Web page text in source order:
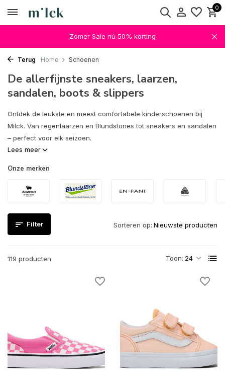
0
Zomer Sale nú 50% korting
Terug Home Schoenen
De allerfijnste sneakers, laarzen,
sandalen, boots & slippers
Ontdek de leukste en meest comfortabele kinderschoenen bij
Milck. Van regenlaarzen en Blundstones tot sneakers en sandalen
– perfect voor elk seizoen.
Lees meer
Onze merken
Filter
119 producten Toon:
Sorteren op: